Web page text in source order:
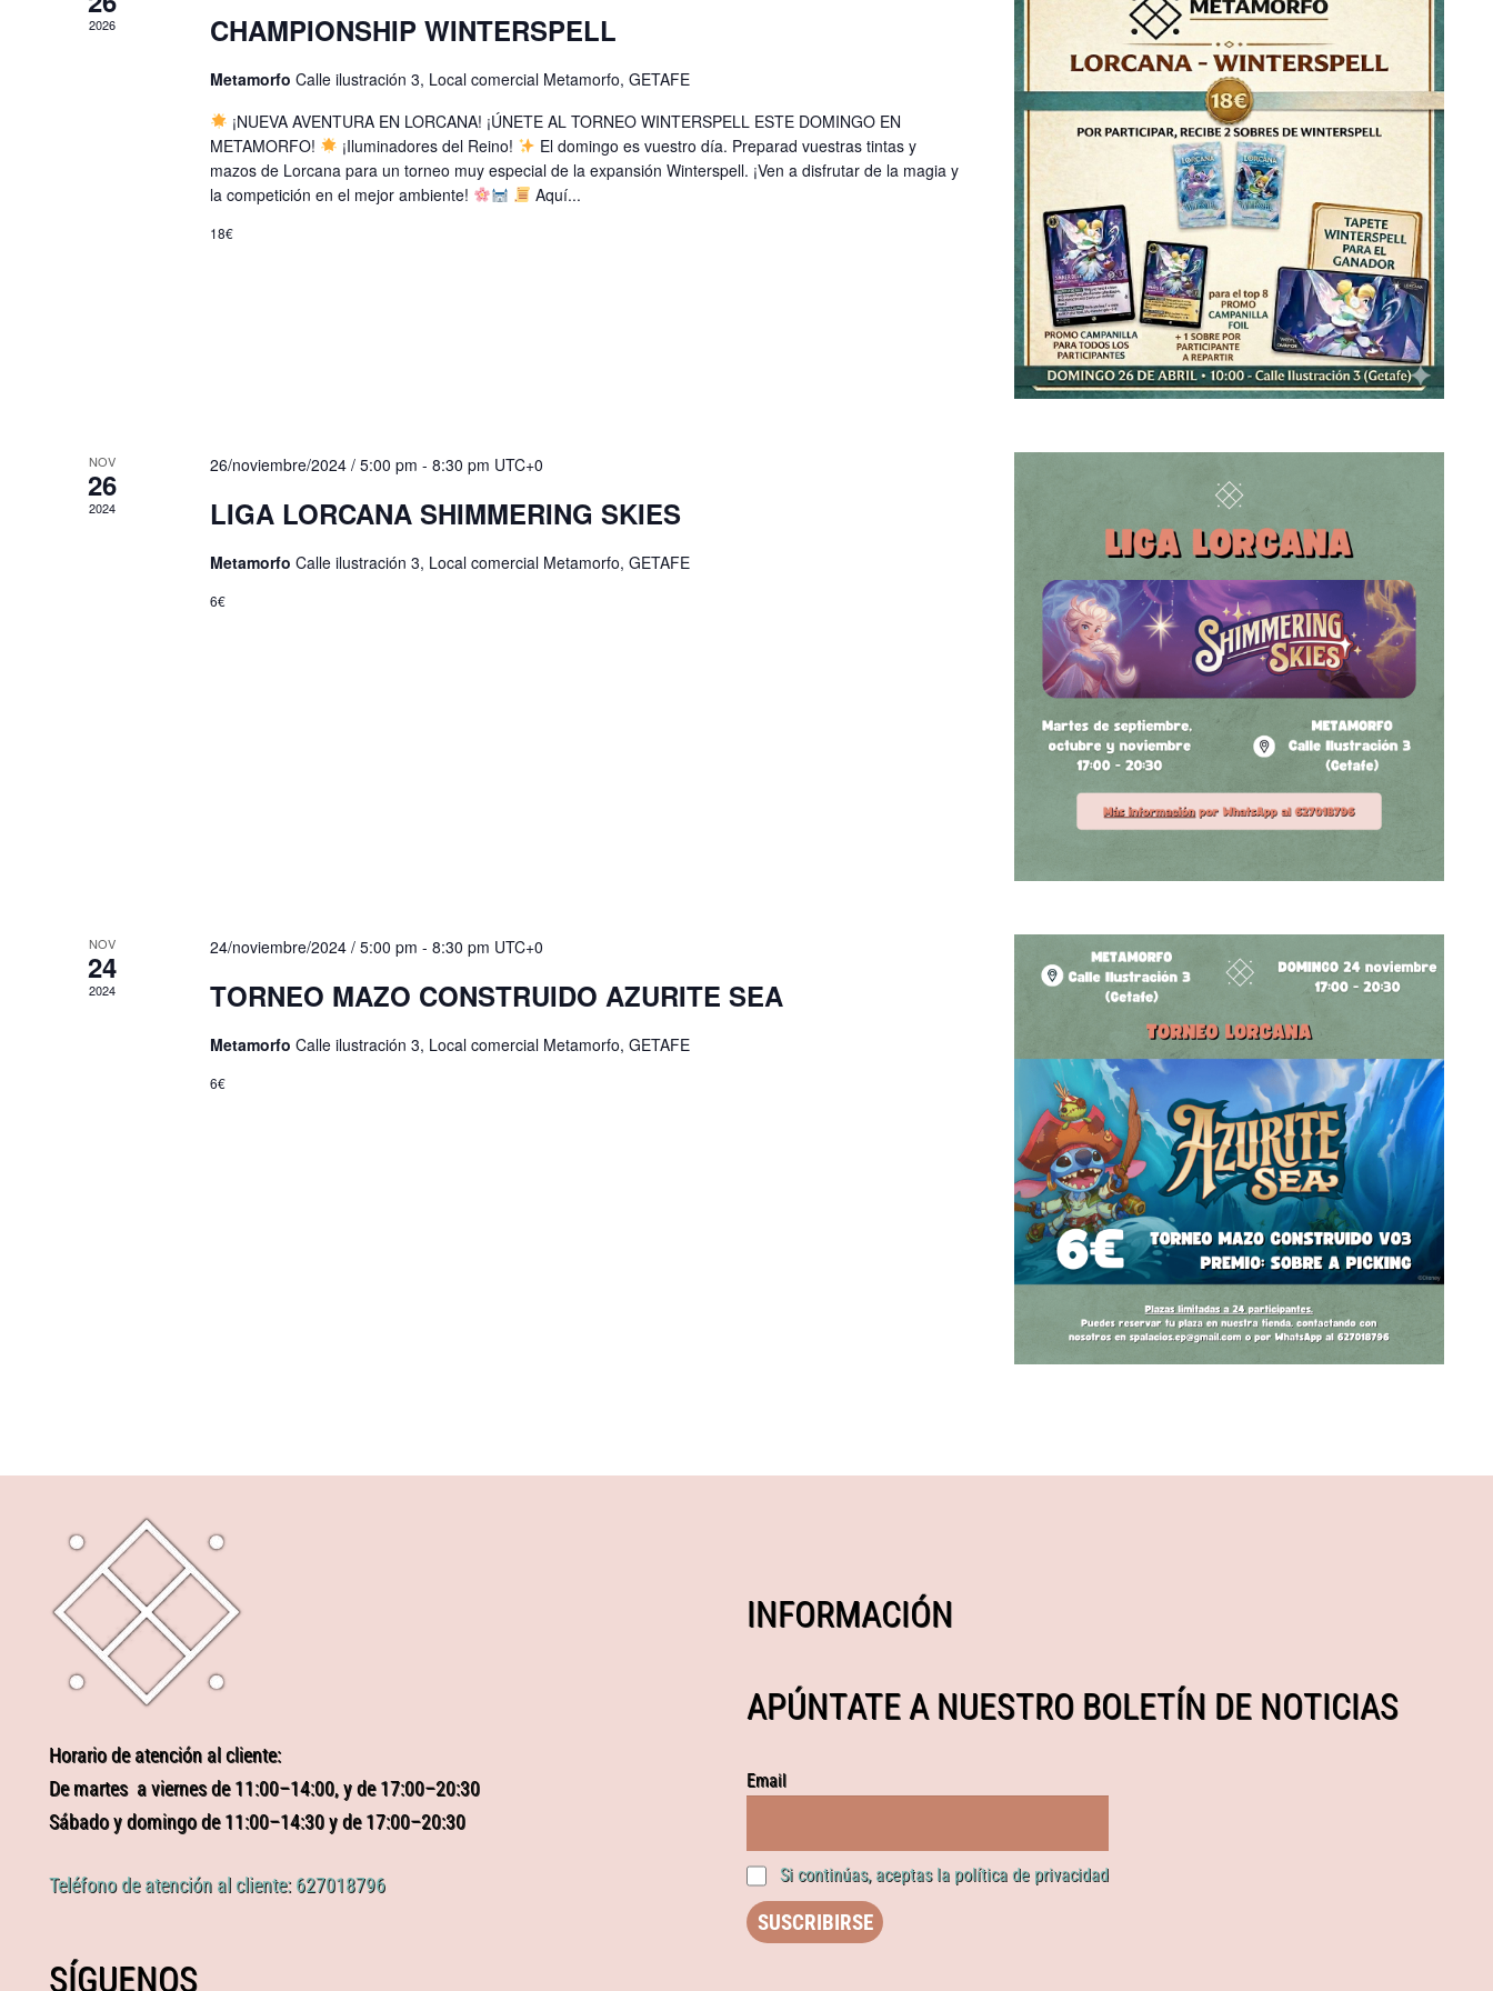
2026 CHAMPIONSHIP WINTERSPELL
Metamorfo Calle ilustración 3, Local comercial Metamorfo, GETAFE
¡NUEVA AVENTURA EN LORCANA! ¡ÚNETE AL TORNEO WINTERSPELL ESTE DOMINGO EN
METAMORFO!
¡Iluminadores del Reino!
El domingo es vuestro día. Preparad vuestras tintas y
mazos de Lorcana para un torneo muy especial de la expansión Winterspell. ¡Ven a disfrutar de la magia y
la competición en el mejor ambiente!
Aquí...
18€
NOV
26
2024
26/noviembre/2024 / 5:00 pm - 8:30 pm UTC+0
LIGA LORCANA SHIMMERING SKIES
Metamorfo Calle ilustración 3, Local comercial Metamorfo, GETAFE
6€
NOV
24
2024
24/noviembre/2024 / 5:00 pm - 8:30 pm UTC+0
TORNEO MAZO CONSTRUIDO AZURITE SEA
Metamorfo Calle ilustración 3, Local comercial Metamorfo, GETAFE
6€
Horario de atención al cliente:
De martes a viernes de 11:00–14:00, y de 17:00–20:30
Sábado y domingo de 11:00–14:30 y de 17:00–20:30
Teléfono de atención al cliente: 627018796
SÍGUENOS
INFORMACIÓN
APÚNTATE A NUESTRO BOLETÍN DE NOTICIAS
Email
Si continúas, aceptas la política de privacidad